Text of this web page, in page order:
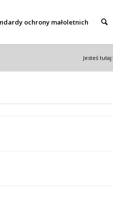
ochrony małoletnich
Jesteś tutaj: